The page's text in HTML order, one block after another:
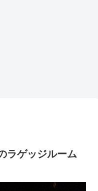
ラゲッジルーム